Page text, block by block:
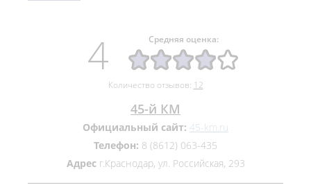
Средняя оценка:
4
Количество отзывов: 12
45-й КМ
Официальный сайт: 45-km.ru
Телефон: 8 (8612) 063-435
Адресг.Краснодар, ул. Российская, 293